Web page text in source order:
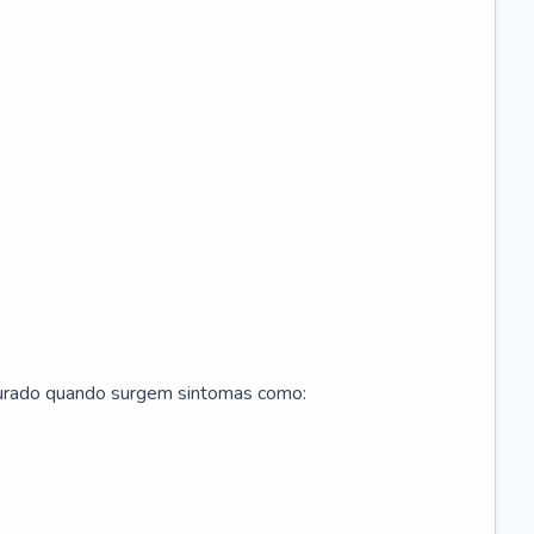
quando surgem sintomas como: